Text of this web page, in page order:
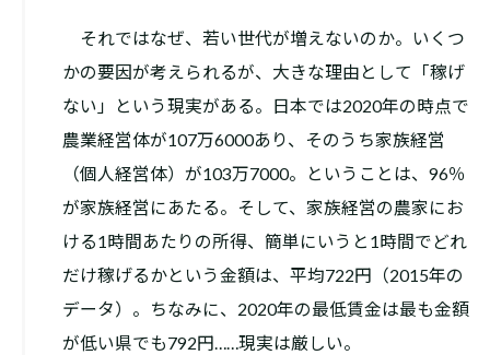
それではなぜ、若い世代が増えないのか。いくつ
かの要因が考えられるが、大きな理由として「稼げ
ない」という現実がある。日本では2020年の時点で
農業経営体が107万6000あり、そのうち家族経営
（個人経営体）が103万7000。ということは、96％
が家族経営にあたる。そして、家族経営の農家にお
ける1時間あたりの所得、簡単にいうと1時間でどれ
だけ稼げるかという金額は、平均722円（2015年の
データ）。ちなみに、2020年の最低賃金は最も金額
が低い県でも792円……現実は厳しい。